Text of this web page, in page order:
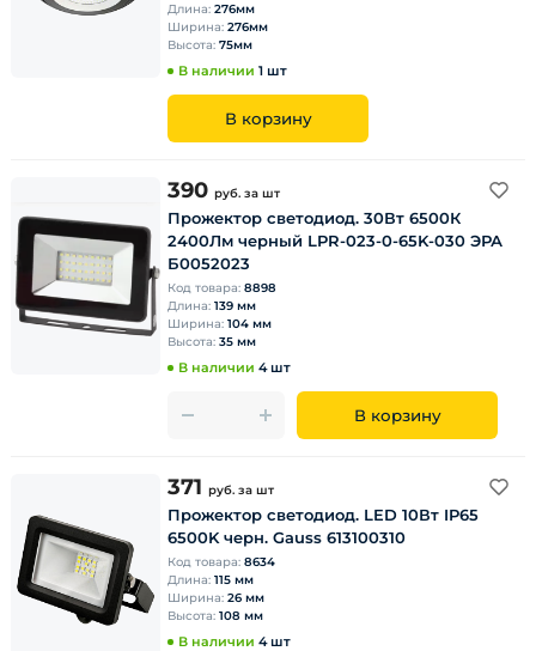
Длина: 276мм
Ширина: 276мм
Высота: 75мм
В наличии 1 шт
В корзину
390 руб. за шт
Прожектор светодиод. 30Вт 6500К
2400Лм черный LPR-023-0-65K-030 ЭРА
Б0052023
Код товара: 8898
Длина: 139 мм
Ширина: 104 мм
Высота: 35 мм
В наличии 4 шт
В корзину
371 руб. за шт
Прожектор светодиод. LED 10Вт IP65
6500K черн. Gauss 613100310
Код товара: 8634
Длина: 115 мм
Ширина: 26 мм
Высота: 108 мм
В наличии 4 шт